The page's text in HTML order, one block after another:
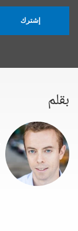
إشترك
بقلم